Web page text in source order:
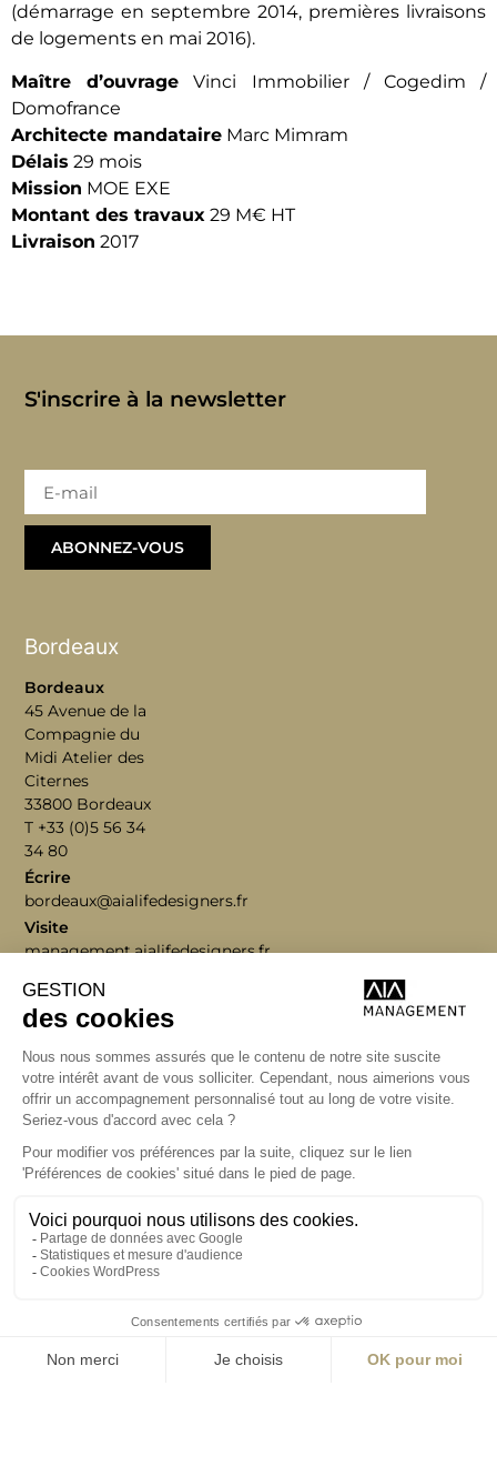
(démarrage en septembre 2014, premières livraisons
de logements en mai 2016).
Maître d’ouvrage Vinci Immobilier / Cogedim /
Domofrance
Architecte mandataire Marc Mimram
Délais 29 mois
Mission MOE EXE
Montant des travaux 29 M€ HT
Livraison 2017
S'inscrire à la newsletter
ABONNEZ-VOUS
Bordeaux
Lyon | Nice | Marseille
Paris
Strasbourg
Toulouse
Tours
Bordeaux
45 Avenue de la
Compagnie du
Midi Atelier des
Citernes
33800 Bordeaux
T +33 (0)5 56 34
34 80
Écrire
bordeaux@aialifedesigners.fr
Visite
management.aialifedesigners.fr
contact@aialifedesigners.fr